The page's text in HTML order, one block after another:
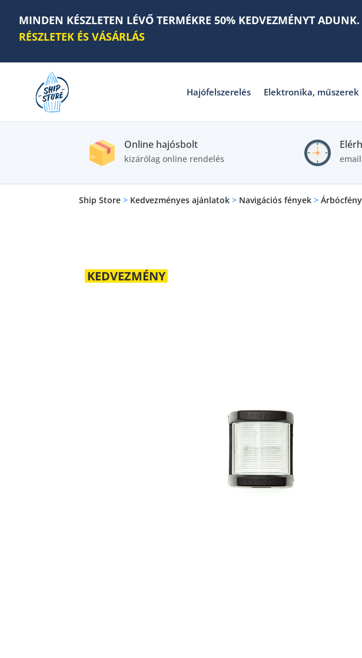
MINDEN KÉSZLETEN LÉVŐ TERMÉKRE 50% KEDVEZMÉNYT ADUNK.
RÉSZLETEK ÉS VÁSÁRLÁS
Hajófelszerelés Elektronika, műszerek
Online hajósbolt
kizárólag online rendelés
Ship Store > Kedvezményes ajánlatok > Navigációs fények >Árbócfény
KEDVEZMÉNY